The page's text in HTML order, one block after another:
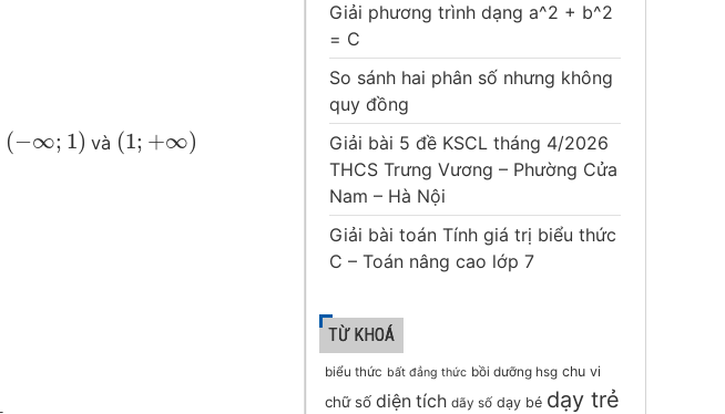
(−∞; 1)
( −∞;1) và (1; +∞)
( 1;+∞)
Giải phương trình dạng a^2 + b^2
= C
So sánh hai phân số nhưng không
quy đồng
Giải bài 5 đề KSCL tháng 4/2026
THCS Trưng Vương – Phường Cửa
Nam – Hà Nội
Giải bài toán Tính giá trị biểu thức
C – Toán nâng cao lớp 7
TỪ KHOÁ
biểu thức bất đẳng thức bồi dưỡng hsg chu vi
chữ số diện tích dãy số dạy bé dạy trẻ